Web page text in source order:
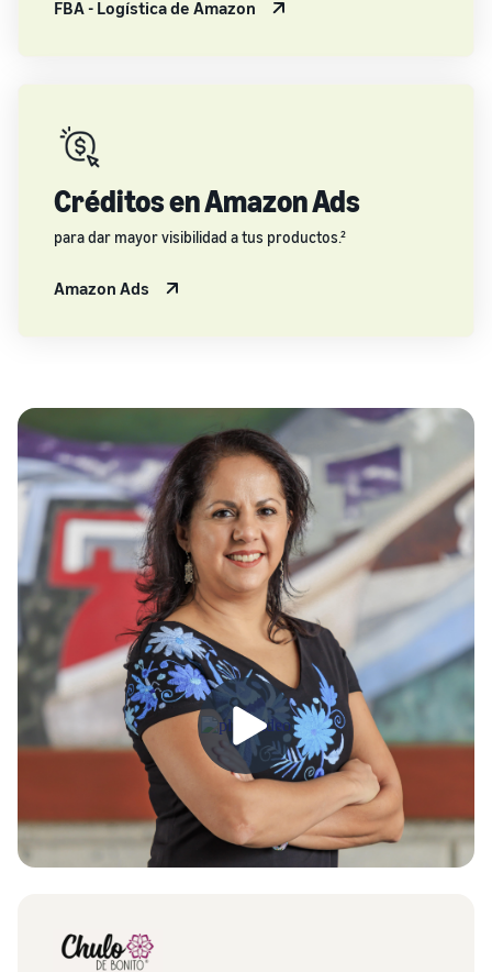
FBA - Logística de Amazon
Créditos en Amazon Ads
para dar mayor visibilidad a tus productos.²
Amazon Ads